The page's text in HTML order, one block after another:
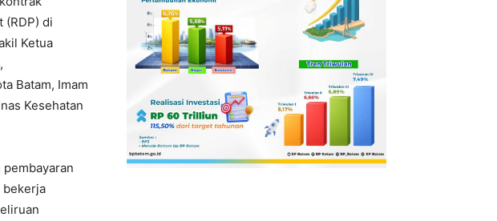
(RDP) di
Ketua
Batam, Imam
Kesehatan
bekerja